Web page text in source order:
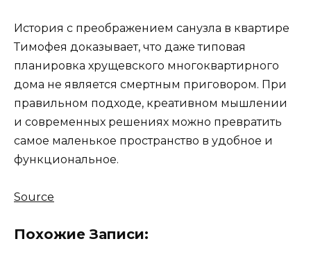
История с преображением санузла в квартире
Тимофея доказывает, что даже типовая
планировка хрущевского многоквартирного
дома не является смертным приговором. При
правильном подходе, креативном мышлении
и современных решениях можно превратить
самое маленькое пространство в удобное и
функциональное.
Source
Похожие Записи: